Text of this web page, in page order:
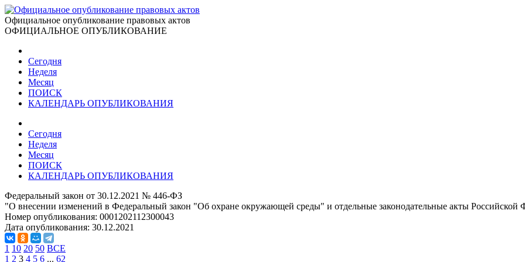
Официальное опубликование правовых актов
ОФИЦИАЛЬНОЕ ОПУБЛИКОВАНИЕ
Сегодня
Неделя
Месяц
ПОИСК
КАЛЕНДАРЬ ОПУБЛИКОВАНИЯ
Сегодня
Неделя
Месяц
ПОИСК
КАЛЕНДАРЬ ОПУБЛИКОВАНИЯ
Федеральный закон от 30.12.2021 № 446-ФЗ
"О внесении изменений в Федеральный закон "Об охране окружающей среды" и отдельные законодательные акты Российской
Номер опубликования: 0001202112300043
Дата опубликования: 30.12.2021
1 10 20 50 ВСЕ
1 2 3 4 5 6 ... 62